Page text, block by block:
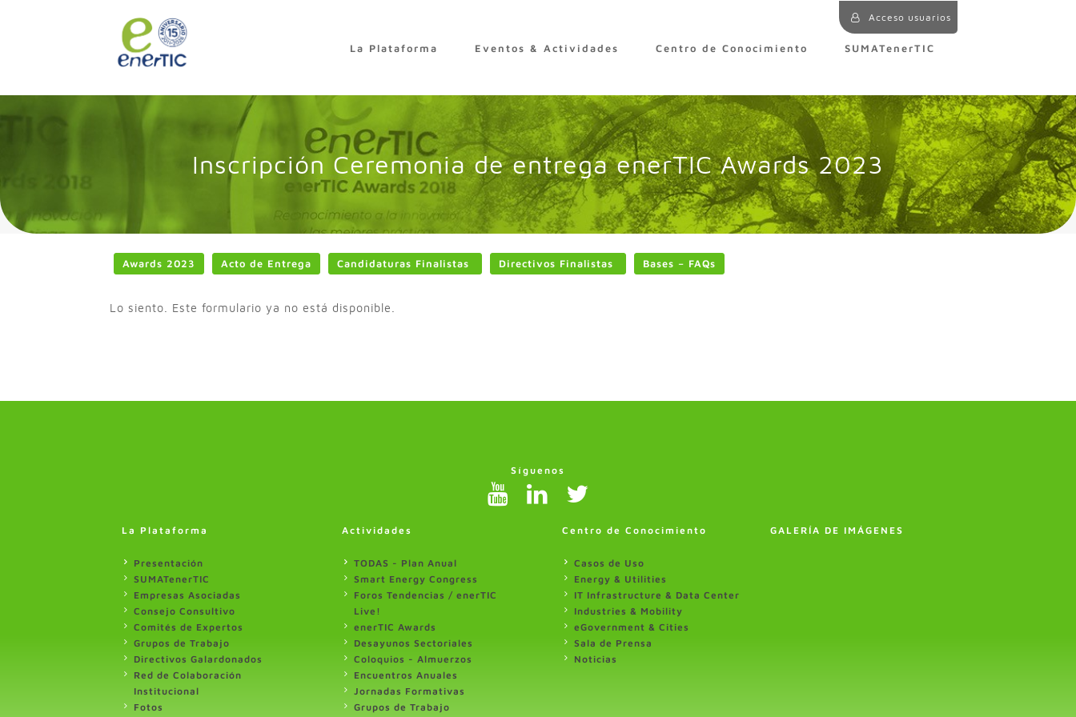
Acceso usuarios
La Plataforma Eventos & Actividades Centro de Conocimiento SUMATenerTIC
Inscripción Ceremonia de entrega enerTIC Awards 2023
Awards 2023 Acto de Entrega Candidaturas Finalistas Directivos Finalistas Bases – FAQs
Lo siento. Este formulario ya no está disponible.
Síguenos
La Plataforma
Presentación
SUMATenerTIC
Empresas Asociadas
Consejo Consultivo
Comités de Expertos
Grupos de Trabajo
Directivos Galardonados
Red de Colaboración
Institucional
Fotos
Actividades
TODAS - Plan Anual
Smart Energy Congress
Foros Tendencias / enerTIC
Live!
enerTIC Awards
Desayunos Sectoriales
Coloquios - Almuerzos
Encuentros Anuales
Jornadas Formativas
Grupos de Trabajo
Centro de Conocimiento
Casos de Uso
Energy & Utilities
IT Infrastructure & Data Center
Industries & Mobility
eGovernment & Cities
Sala de Prensa
Noticias
GALERÍA DE IMÁGENES